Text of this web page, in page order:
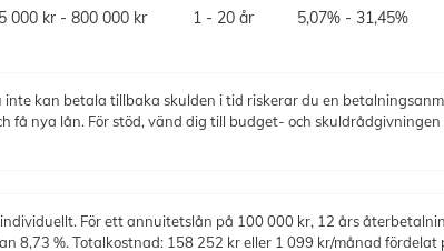
5 000 kr - 800 000 kr 1 - 20 år 5,07% - 31,45%
inte kan betala tillbaka skulden i tid riskerar du en
få nya lån. För stöd, vänd dig till budget- och
För ett annuitetslån på 100 000 kr, 12 års
8,73 %. Totalkostnad: 158 252 kr eller 1 099 kr/månad